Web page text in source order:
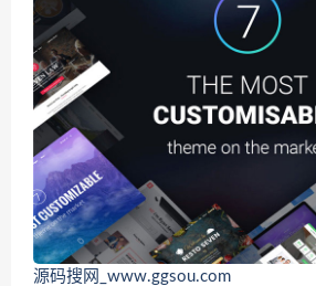
源码搜网_www.ggsou.com